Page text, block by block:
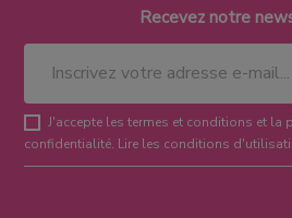
Recevez notre
J'accepte les termes et conditions et la
confidentialité. Lire les conditions